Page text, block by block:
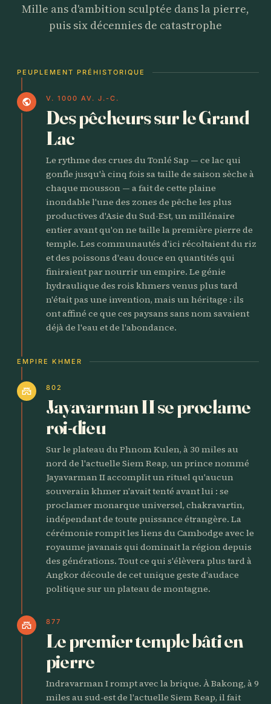
Mille ans d'ambition sculptée dans la pierre,
puis six décennies de catastrophe
PEUPLEMENT PRÉHISTORIQUE
public V. 1000 AV. J.-C.
Des pêcheurs sur le Grand
Lac
Le rythme des crues du Tonlé Sap — ce lac qui
gonfle jusqu'à cinq fois sa taille de saison sèche à
chaque mousson — a fait de cette plaine
inondable l'une des zones de pêche les plus
productives d'Asie du Sud-Est, un millénaire
entier avant qu'on ne taille la première pierre de
temple. Les communautés d'ici récoltaient du riz
et des poissons d'eau douce en quantités qui
finiraient par nourrir un empire. Le génie
hydraulique des rois khmers venus plus tard
n'était pas une invention, mais un héritage : ils
ont affiné ce que ces paysans sans nom savaient
déjà de l'eau et de l'abondance.
EMPIRE KHMER
castle 802
Jayavarman II se proclame
roi-dieu
Sur le plateau du Phnom Kulen, à 30 miles au
nord de l'actuelle Siem Reap, un prince nommé
Jayavarman II accomplit un rituel qu'aucun
souverain khmer n'avait tenté avant lui : se
proclamer monarque universel, chakravartin,
indépendant de toute puissance étrangère. La
cérémonie rompit les liens du Cambodge avec le
royaume javanais qui dominait la région depuis
des générations. Tout ce qui s'élèvera plus tard à
Angkor découle de cet unique geste d'audace
politique sur un plateau de montagne.
castle 877
Le premier temple bâti en
pierre
Indravarman I rompt avec la brique. À Bakong, à 9
miles au sud-est de l'actuelle Siem Reap, il fait